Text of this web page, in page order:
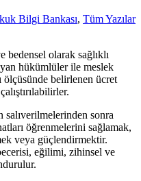
Bilgi Bankası, Tüm Yazılar
olarak sağlıklı
hükümlüler ile meslek
belirlenen ücret
salıverilmelerinden sonra
öğrenmelerini sağlamak,
veya güçlendirmektir.
eğilimi, zihinsel ve